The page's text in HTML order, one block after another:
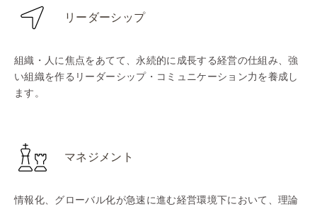
リーダーシップ
組織・人に焦点をあてて、永続的に成長する経営の仕組み、強
い組織を作るリーダーシップ・コミュニケーション力を養成し
ます。
マネジメント
情報化、グローバル化が急速に進む経営環境下において、理論